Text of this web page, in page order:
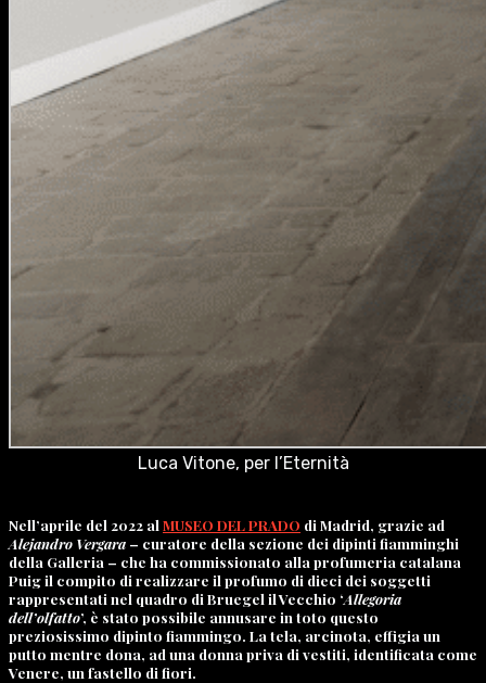
Luca Vitone, per l’Eternità
Nell’aprile del 2022 al MUSEO DEL PRADO di Madrid, grazie ad
Alejandro Vergara – curatore della sezione dei dipinti fiamminghi
della Galleria – che ha commissionato alla profumeria catalana
Puig il compito di realizzare il profumo di dieci dei soggetti
rappresentati nel quadro di Bruegel il Vecchio ‘Allegoria
dell’olfatto’, è stato possibile annusare in toto questo
preziosissimo dipinto fiammingo. La tela, arcinota, effigia un
putto mentre dona, ad una donna priva di vestiti, identificata come
Venere, un fastello di fiori.